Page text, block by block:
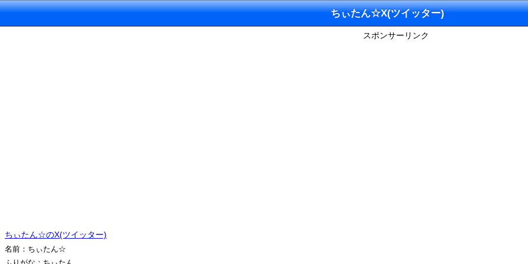
ちぃたん☆X(ツイッター)
スポンサーリンク
ちぃたん☆のX(ツイッター)
名前：ちぃたん☆